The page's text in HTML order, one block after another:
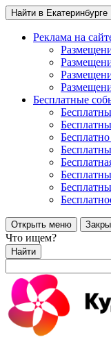
Найти в Екатеринбурге
Реклама на
Бесплатные
Открыть меню
Что ищем?
Найти